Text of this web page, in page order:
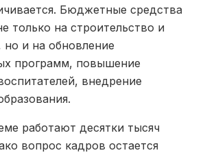
Бюджетные средства
только на строительство и
и на обновление
программ, повышение
внедрение
работают десятки тысяч
вопрос кадров остается